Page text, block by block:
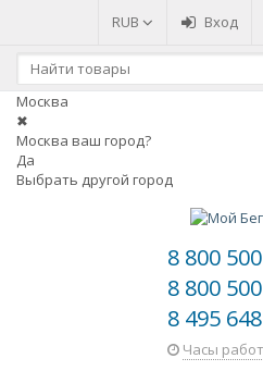
RUB Вход
Москва
✖
Москва ваш город?
Да
Выбрать другой город
8 800
8 800
8 495
Часы